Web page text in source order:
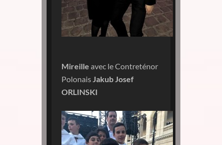
Mireille avec le Contreténor
PolonaisJakub Josef
ORLINSKI